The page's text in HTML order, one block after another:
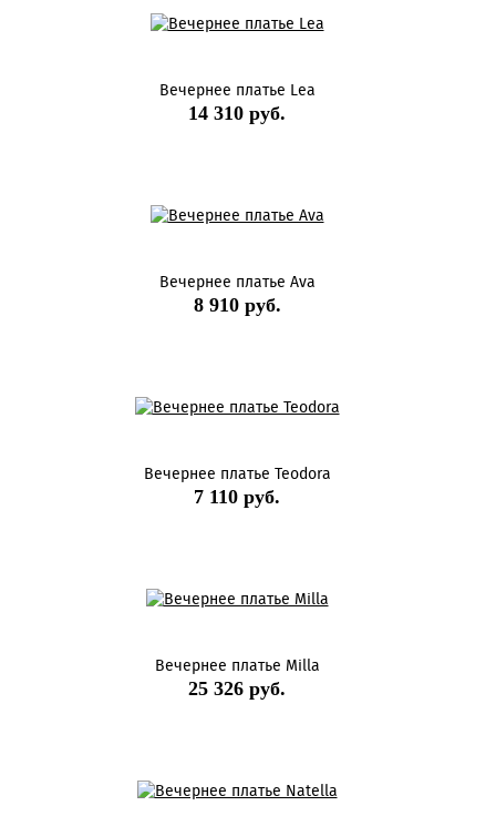
Вечернее платье Lea
14 310 руб.
Вечернее платье Ava
8 910 руб.
Вечернее платье Teodora
7 110 руб.
Вечернее платье Milla
25 326 руб.